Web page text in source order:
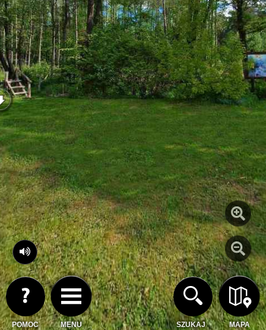
Mapa serwisu
MENU MAPA
POMOC SZUKAJ